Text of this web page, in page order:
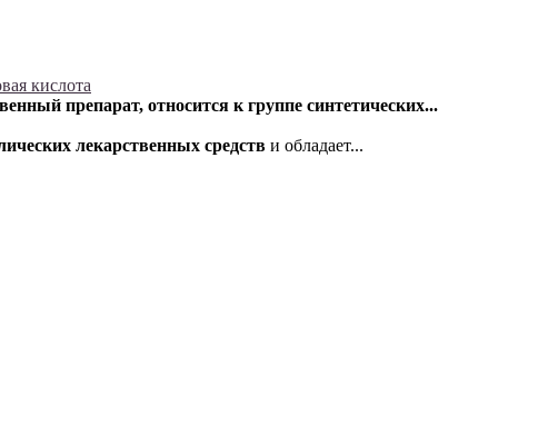
кислота
препарат, относится к группе синтетических...
лекарственных средств и обладает...